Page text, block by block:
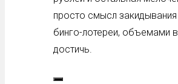
просто смысл
бинго-лотереи, объемами
достичь.